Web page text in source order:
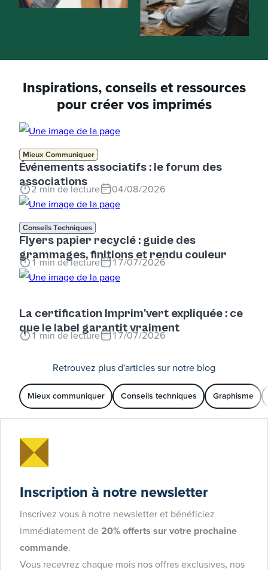
Inspirations, conseils et ressources
pour créer vos imprimés
Mieux Communiquer
Événements associatifs : le forum des
associations
2 min de lecture 04/08/2026
Conseils Techniques
Flyers papier recyclé : guide des
grammages, finitions et rendu couleur
1min de lecture 17/07/2026
La certification Imprim'vert expliquée : ce
que le label garantit vraiment
1min de lecture 17/07/2026
Retrouvez plus d'articles sur notre blog
Mieux communiquer Conseils techniques Graphisme
Inscription à notre newsletter
Inscrivez vous à notre newsletter et bénéficiez
immédiatement de 20% offerts sur votre prochaine
commande
Vous recevrez chaque mois nos offres exclusives, nos